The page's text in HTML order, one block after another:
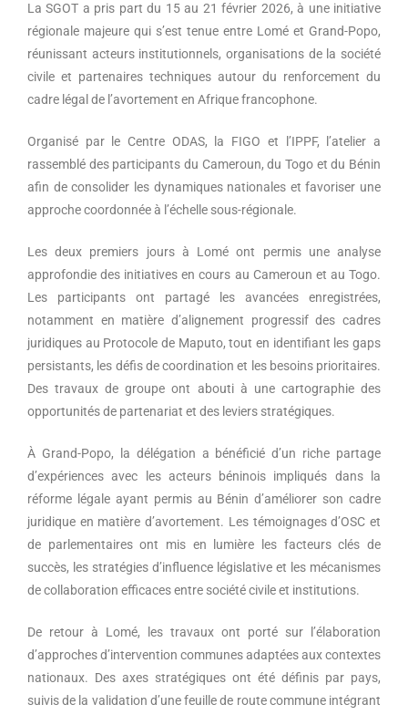
La SGOT a pris part du 15 au 21 février 2026, à une initiative
régionale majeure qui s’est tenue entre Lomé et Grand-Popo,
réunissant acteurs institutionnels, organisations de la société
civile et partenaires techniques autour du renforcement du
cadre légal de l’avortement en Afrique francophone.
Organisé par le Centre ODAS, la FIGO et l’IPPF, l’atelier a
rassemblé des participants du Cameroun, du Togo et du Bénin
afin de consolider les dynamiques nationales et favoriser une
approche coordonnée à l’échelle sous-régionale.
Les deux premiers jours à Lomé ont permis une analyse
approfondie des initiatives en cours au Cameroun et au Togo.
Les participants ont partagé les avancées enregistrées,
notamment en matière d’alignement progressif des cadres
juridiques au Protocole de Maputo, tout en identifiant les gaps
persistants, les défis de coordination et les besoins prioritaires.
Des travaux de groupe ont abouti à une cartographie des
opportunités de partenariat et des leviers stratégiques.
À Grand-Popo, la délégation a bénéficié d’un riche partage
d’expériences avec les acteurs béninois impliqués dans la
réforme légale ayant permis au Bénin d’améliorer son cadre
juridique en matière d’avortement. Les témoignages d’OSC et
de parlementaires ont mis en lumière les facteurs clés de
succès, les stratégies d’influence législative et les mécanismes
de collaboration efficaces entre société civile et institutions.
De retour à Lomé, les travaux ont porté sur l’élaboration
d’approches d’intervention communes adaptées aux contextes
nationaux. Des axes stratégiques ont été définis par pays,
suivis de la validation d’une feuille de route commune intégrant